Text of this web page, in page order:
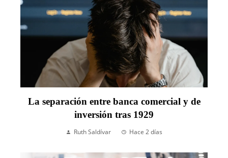
La separación entre banca comercial y de
inversión tras 1929
Ruth Saldívar Hace 2 días